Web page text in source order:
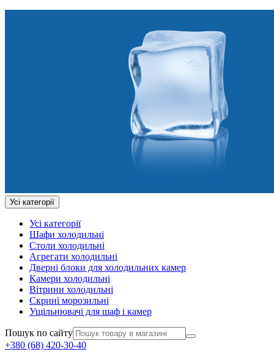
Усі категорії
Усі категорії
Шафи холодильні
Столи холодильні
Агрегати холодильні
Дверні блоки для холодильних камер
Камери холодильні
Вітрини холодильні
Скрині морозильні
Ущільнювачі для шаф і камер
Пошук по сайту
+380 (68) 420-30-40